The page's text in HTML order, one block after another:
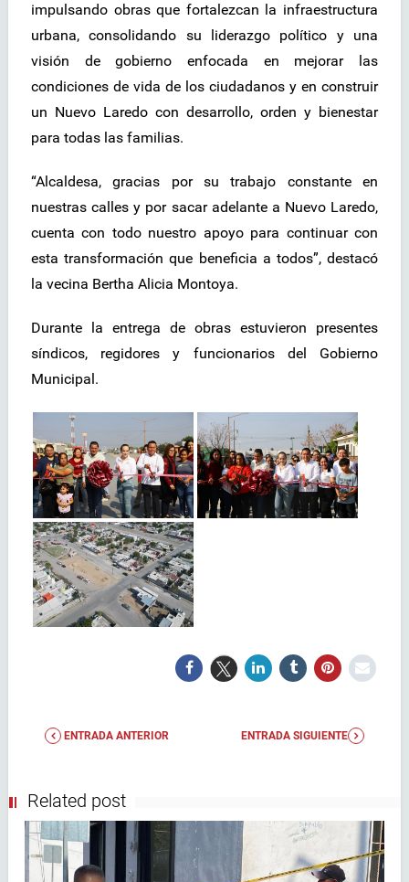
impulsando obras que fortalezcan la infraestructura
urbana, consolidando su liderazgo político y una
visión de gobierno enfocada en mejorar las
condiciones de vida de los ciudadanos y en construir
un Nuevo Laredo con desarrollo, orden y bienestar
para todas las familias.
“Alcaldesa, gracias por su trabajo constante en
nuestras calles y por sacar adelante a Nuevo Laredo,
cuenta con todo nuestro apoyo para continuar con
esta transformación que beneficia a todos”, destacó
la vecina Bertha Alicia Montoya.
Durante la entrega de obras estuvieron presentes
síndicos, regidores y funcionarios del Gobierno
Municipal.
ENTRADA ANTERIOR ENTRADA SIGUIENTE
Related post